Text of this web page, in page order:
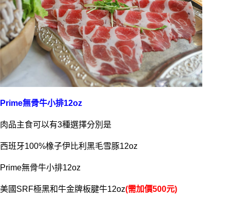
Prime無骨牛小排12oz
肉品主食可以有3種選擇分別是
西班牙100%橡子伊比利黑毛雪豚12oz
Prime無骨牛小排12oz
美國SRF極黑和牛金牌板腱牛12oz(需加價500元)